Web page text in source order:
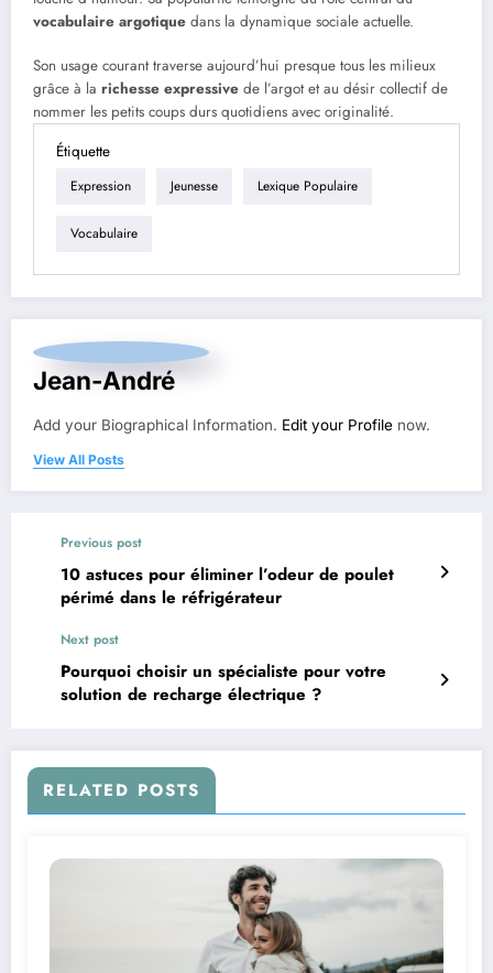
vocabulaire argotique dans la dynamique sociale actuelle.
Son usage courant traverse aujourd’hui presque tous les milieux
grâce à la richesse expressive de l’argot et au désir collectif de
nommer les petits coups durs quotidiens avec originalité.
Étiquette
Expression Jeunesse Lexique Populaire
Vocabulaire
Jean-André
Add your Biographical Information. Edit your Profile now.
View All Posts
Previous post
10 astuces pour éliminer l’odeur de poulet
périmé dans le réfrigérateur
Next post
Pourquoi choisir un spécialiste pour votre
solution de recharge électrique ?
RELATED POSTS